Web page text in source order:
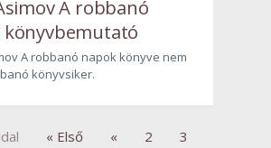
A robbanó
könyvbemutató
A robbanó napok könyve nem
könyvsiker.
« Első « 2
3